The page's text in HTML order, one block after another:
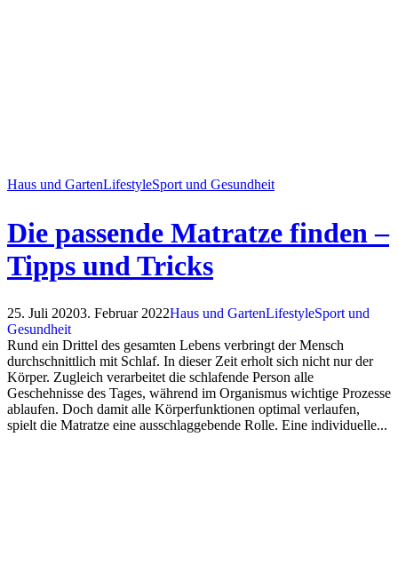
Haus und GartenLifestyleSport und Gesundheit
Die passende Matratze finden –
Tipps und Tricks
25. Juli 20203. Februar 2022Haus und GartenLifestyleSport und
Gesundheit
Rund ein Drittel des gesamten Lebens verbringt der Mensch
durchschnittlich mit Schlaf. In dieser Zeit erholt sich nicht nur der
Körper. Zugleich verarbeitet die schlafende Person alle
Geschehnisse des Tages, während im Organismus wichtige Prozesse
ablaufen. Doch damit alle Körperfunktionen optimal verlaufen,
spielt die Matratze eine ausschlaggebende Rolle. Eine individuelle...